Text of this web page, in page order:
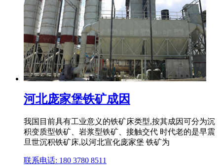
河北庞家堡铁矿成因
我国目前具有工业意义的铁矿床类型,按其成因可分为沉
积变质型铁矿、岩浆型铁矿、接触交代 时代老的是早震
旦世沉积铁矿床,以河北宣化庞家堡 铁矿为
联系电话: 180 3780 8511